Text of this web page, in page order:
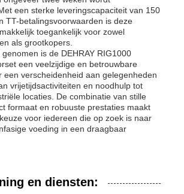
een sterke leveringscapaciteit van 150
TT-betalingsvoorwaarden is deze
toegankelijk voor zowel
als grootkopers.
is de DEHRAY RIG1000
een veelzijdige en betrouwbare
een verscheidenheid aan gelegenheden
vrijetijdsactiviteiten en noodhulp tot
locaties. De combinatie van stille
formaat en robuuste prestaties maakt
voor iedereen die op zoek is naar
voeding in een draagbaar
en diensten: